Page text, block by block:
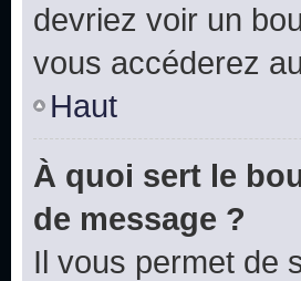
devriez voir un
vous accéderez
Haut
À quoi sert le
de message ?
Il vous permet de